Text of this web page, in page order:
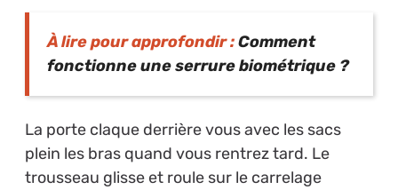
À lire pour approfondir :Comment
fonctionne une serrure biométrique ?
La porte claque derrière vous avec les sacs
plein les bras quand vous rentrez tard. Le
trousseau glisse et roule sur le carrelage